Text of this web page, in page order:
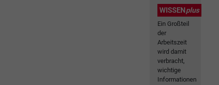
WISSENplus
Ein Großteil
der
Arbeitszeit
wird damit
verbracht,
wichtige
Informationen